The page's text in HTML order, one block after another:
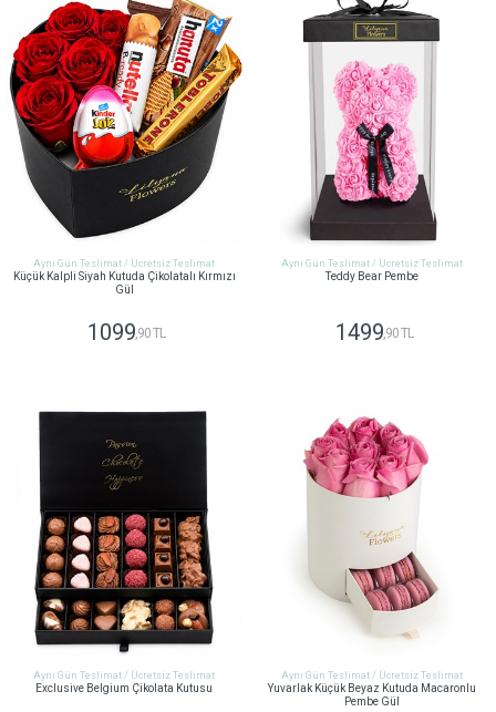
Aynı Gün Teslimat / Ücretsiz Teslimat
Küçük Kalpli Siyah Kutuda Çikolatalı Kırmızı
Gül
1099 ,90 TL
Aynı Gün Teslimat / Ücretsiz Teslimat
Teddy Bear Pembe
1499 ,90 TL
Aynı Gün Teslimat / Ücretsiz Teslimat
Exclusive Belgium Çikolata Kutusu
Aynı Gün Teslimat / Ücretsiz Teslimat
Yuvarlak Küçük Beyaz Kutuda Macaronlu
Pembe Gül